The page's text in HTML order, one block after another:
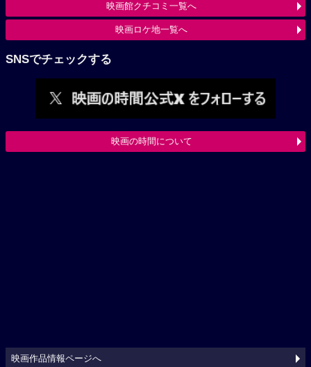
映画館クチコミ一覧へ
映画ロケ地一覧へ
SNSでチェックする
映画の時間について
映画作品情報ページへ